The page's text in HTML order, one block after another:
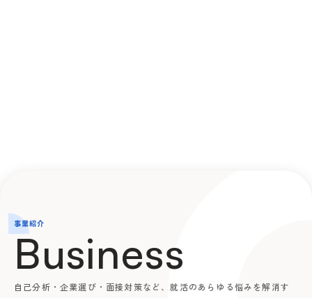
事業紹介
Business
自己分析・企業選び・面接対策など、就活のあらゆる悩みを解消す